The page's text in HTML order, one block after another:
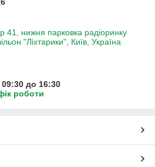
41, нижня парковка радіоринку
"Ліхтарики", Київ, Україна
до 16:30
роботи